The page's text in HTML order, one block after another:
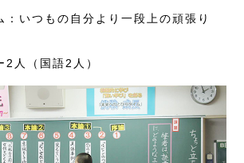
：いつもの自分より一段上の頑張り
人（国語2人）